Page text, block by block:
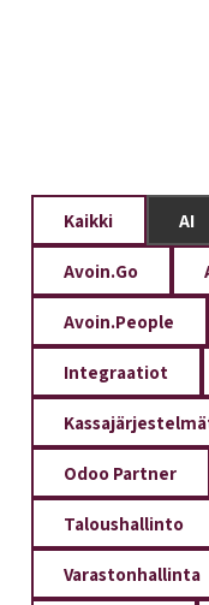
Kaikki AI
Avoin.Go
Avoin.People
Integraatiot
Odoo Partner
Taloushallinto
Varastonhallinta